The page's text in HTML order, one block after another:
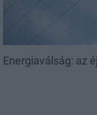
Energiaválság: az